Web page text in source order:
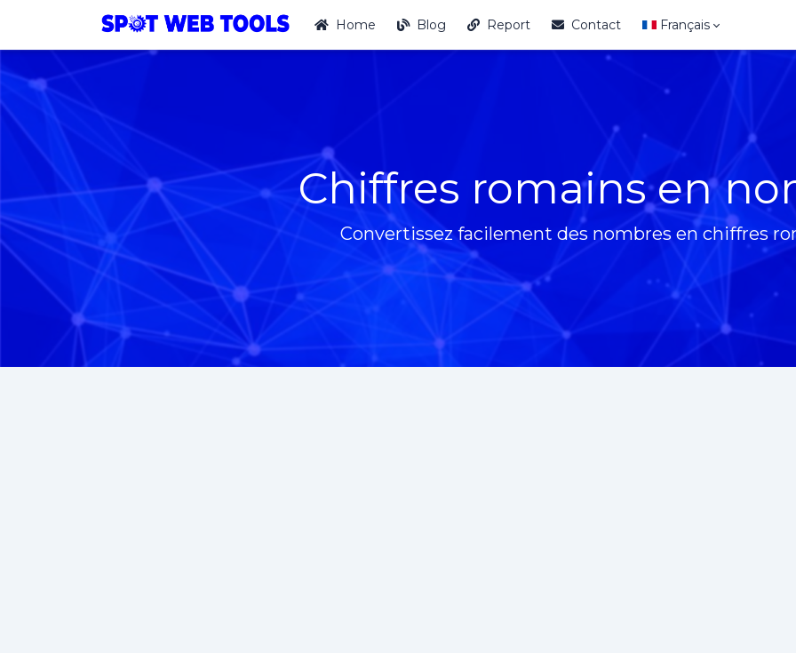
Home Blog Report Contact Français
Chiffres romains en
Convertissez facilement des nombres en chiffres